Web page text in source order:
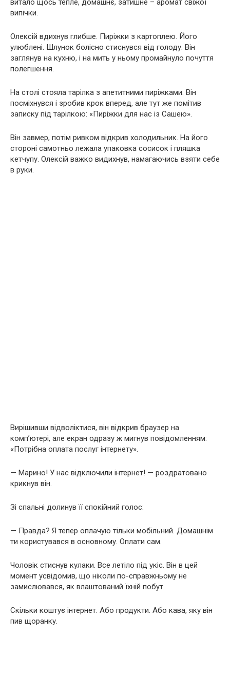
витало щось тепле, домашнє, затишне – аромат свіжої
випічки.
Олексій вдихнув глибше. Пиріжки з картоплею. Його
улюблені. Шлунок болісно стиснувся від голоду. Він
заглянув на кухню, і на мить у ньому промайнуло почуття
полегшення.
На столі стояла тарілка з апетитними пиріжками. Він
посміхнувся і зробив крок вперед, але тут же помітив
записку під тарілкою: «Пиріжки для нас із Сашею».
Він завмер, потім ривком відкрив холодильник. На його
стороні самотньо лежала упаковка сосисок і пляшка
кетчупу. Олексій важко видихнув, намагаючись взяти себе
в руки.
Вирішивши відволіктися, він відкрив браузер на
комп’ютері, але екран одразу ж мигнув повідомленням:
«Потрібна оплата послуг інтернету».
— Марино! У нас відключили інтернет! — роздратовано
крикнув він.
Зі спальні долинув її спокійний голос:
— Правда? Я тепер оплачую тільки мобільний. Домашнім
ти користувався в основному. Оплати сам.
Чоловік стиснув кулаки. Все летіло під укіс. Він в цей
момент усвідомив, що ніколи по-справжньому не
замислювався, як влаштований їхній побут.
Скільки коштує інтернет. Або продукти. Або кава, яку він
пив щоранку.